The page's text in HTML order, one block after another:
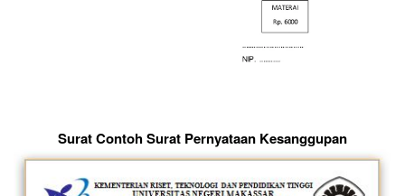
Surat Contoh Surat Pernyataan Kesanggupan